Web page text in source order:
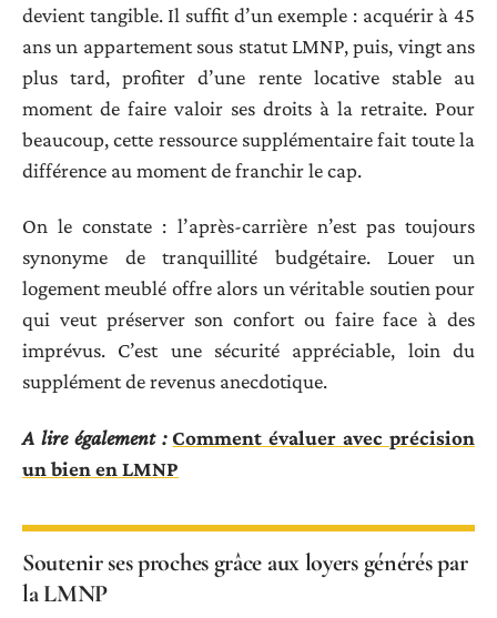
devient tangible. Il suffit d’un exemple : acquérir à 45
ans un appartement sous statut LMNP, puis, vingt ans
plus tard, profiter d’une rente locative stable au
moment de faire valoir ses droits à la retraite. Pour
beaucoup, cette ressource supplémentaire fait toute la
différence au moment de franchir le cap.
On le constate : l’après-carrière n’est pas toujours
synonyme de tranquillité budgétaire. Louer un
logement meublé offre alors un véritable soutien pour
qui veut préserver son confort ou faire face à des
imprévus. C’est une sécurité appréciable, loin du
supplément de revenus anecdotique.
A lire également : Comment évaluer avec précision
un bien en LMNP
Soutenir ses proches grâce aux loyers générés par
la LMNP